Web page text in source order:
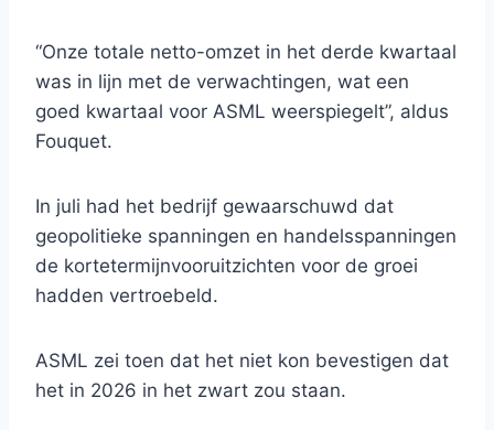
“Onze totale netto-omzet in het derde kwartaal
was in lijn met de verwachtingen, wat een
goed kwartaal voor ASML weerspiegelt”, aldus
Fouquet.
In juli had het bedrijf gewaarschuwd dat
geopolitieke spanningen en handelsspanningen
de kortetermijnvooruitzichten voor de groei
hadden vertroebeld.
ASML zei toen dat het niet kon bevestigen dat
het in 2026 in het zwart zou staan.